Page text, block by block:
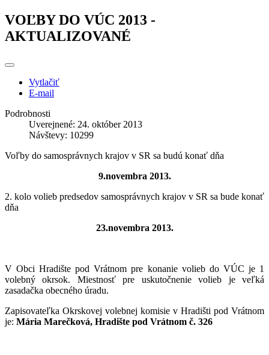
VOĽBY DO VÚC 2013 -
AKTUALIZOVANÉ
Vytlačiť
E-mail
Podrobnosti
Uverejnené: 24. október 2013
Návštevy: 10299
Voľby do samosprávnych krajov v SR sa budú konať dňa
9.novembra 2013.
2. kolo volieb predsedov samosprávnych krajov v SR sa bude konať
dňa
23.novembra 2013.
V Obci Hradište pod Vrátnom pre konanie volieb do VÚC je 1
volebný okrsok. Miestnosť pre uskutočnenie volieb je veľká
zasadačka obecného úradu.
Zapisovateľka Okrskovej volebnej komisie v Hradišti pod Vrátnom
je: Mária Marečková, Hradište pod Vrátnom č. 326